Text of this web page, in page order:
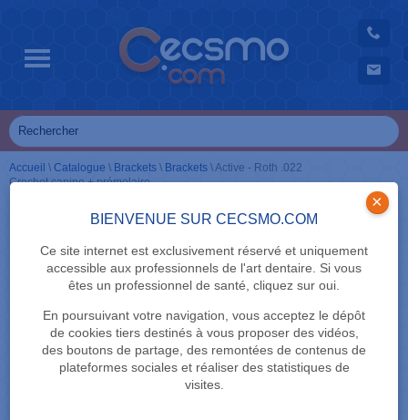
BIENVENUE SUR CECSMO.COM
Ce site internet est exclusivement réservé et uniquement
accessible aux professionnels de l'art dentaire. Si vous
êtes un professionnel de santé, cliquez sur oui.
En poursuivant votre navigation, vous acceptez le dépôt
de cookies tiers destinés à vous proposer des vidéos,
des boutons de partage, des remontées de contenus de
plateformes sociales et réaliser des statistiques de
visites.
×
Accueil \ Catalogue \ Brackets \ Brackets \Active - Roth .022
Crochet canine + prémolaire